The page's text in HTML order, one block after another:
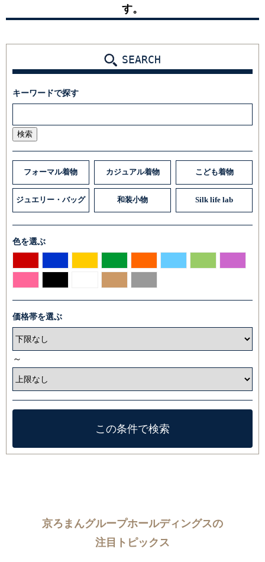
す。
SEARCH
キーワードで探す
検索
フォーマル着物 カジュアル着物 こども着物
ジュエリー・バッグ 和装小物 Silk life lab
色を選ぶ
価格帯を選ぶ
～
京ろまんグループホールディングスの
注目トピックス